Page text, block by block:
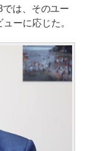
は、そのユー
ーに応じた。